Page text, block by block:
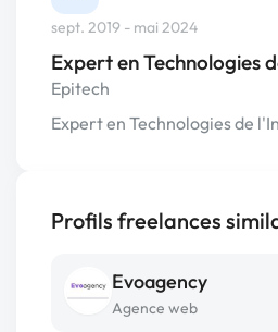
sept. 2019 - mai 2024
Expert en Technologies
Epitech
Expert en Technologies de
Profils freelances
Evoagency
Agence web